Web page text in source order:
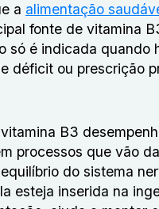
a alimentação
fonte de vitamina
só é indicada quando
déficit ou prescrição
B3
processos que vão
do sistema
esteja inserida na